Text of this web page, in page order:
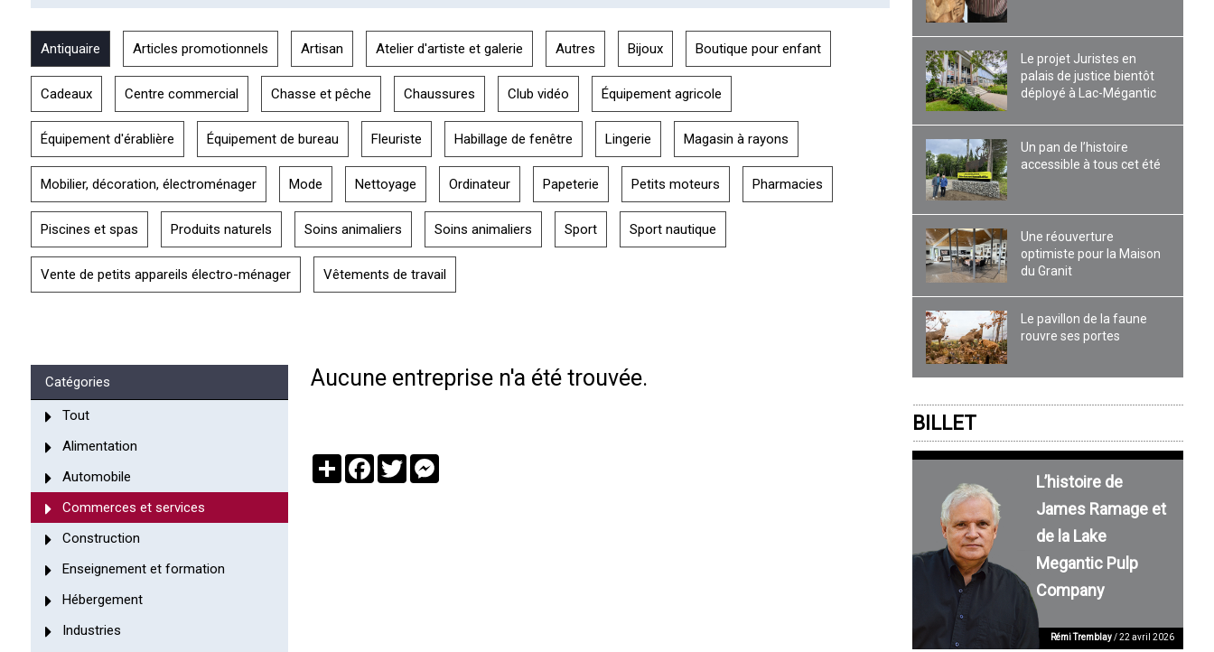
Antiquaire Articles promotionnels Artisan Atelier d'artiste et galerie Autres Bijoux Boutique pour enfant
Cadeaux Centre commercial Chasse et pêche Chaussures Club vidéo Équipement agricole
Équipement d'érablière Équipement de bureau Fleuriste Habillage de fenêtre Lingerie Magasin à rayons
Mobilier, décoration, électroménager Mode Nettoyage Ordinateur Papeterie Petits moteurs Pharmacies
Piscines et spas Produits naturels Soins animaliers Soins animaliers Sport Sport nautique
Vente de petits appareils électro-ménager Vêtements de travail
Catégories
Tout
Alimentation
Automobile
Commerces et services
Construction
Enseignement et formation
Hébergement
Industries
Aucune entreprise n'a été trouvée.
PartagerFacebook
Twitter
Le projet Juristes en
palais de justice bientôt
déployé à Lac-Mégantic
Un pan de l’histoire
accessible à tous cet été
Une réouverture
optimiste pour la Maison
du Granit
Le pavillon de la faune
rouvre ses portes
BILLET
L’histoire de
James Ramage et
de la Lake
Megantic Pulp
Company
Rémi Tremblay/ 22 avril 2026